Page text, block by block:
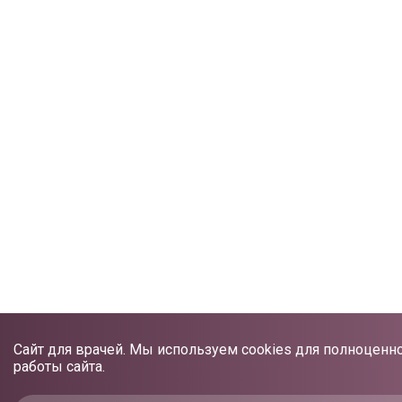
Сайт для врачей. Мы используем cookies для
работы сайта.